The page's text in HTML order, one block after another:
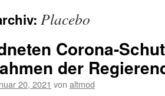
Placebo
Corona-
der
20, 2021 von altmod